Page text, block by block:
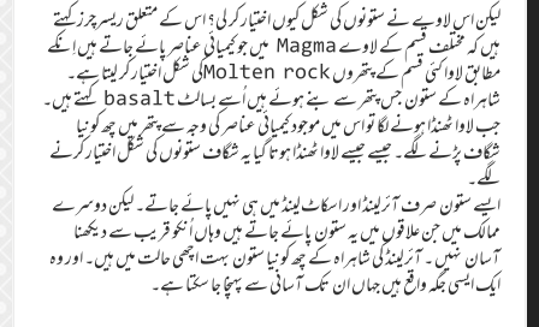
لیکن اس لاوے نے ستونوں کی شکل کیوں اختیار کر لی؟‏ اس کے متعلق ریسرچرز کہتے
ہیں کہ مختلف قسم کے لاوے Magma میں جو کیمیائی عناصر پائے جاتے ہیں اِنکے
مطابق لاوا کئی قسم کے پتھروں Molten rockکی شکل اختیار کر لیتا ہے۔‏
شاہراہ کے ستون جس پتھر سے بنے ہوئے ہیں اُسے بسالٹ basalt کہتے ہیں۔‏
جب لاوا ٹھنڈا ہونے لگا تو اس میں موجود کیمیائی عناصر کی وجہ سے پتھر میں چھ کونیا
شگاف پڑنے لگے۔‏ جیسے جیسے لاوا ٹھنڈا ہوتا گیا یہ شگاف ستونوں کی شکل اختیار کرنے
لگے۔‏
ایسے ستون صرف آئرلینڈ اور اسکاٹ‌لینڈ میں ہی نہیں پائے جاتے۔‏ لیکن دوسرے
ممالک میں جن علاقوں میں یہ ستون پائے جاتے ہیں وہاں اُنکو قریب سے دیکھنا
آسان نہیں ۔‏ آئرلینڈ کی شاہراہ کے چھ کونیا ستون بہت اچھی حالت میں ہیں۔‏ اور وہ
ایک ایسی جگہ واقع ہیں جہاں ان تک آسانی سے پہنچا جا سکتا ہے۔‏